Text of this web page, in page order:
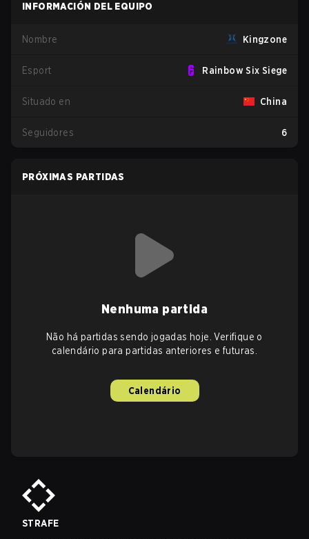
INFORMACIÓN DEL EQUIPO
Nombre Kingzone
Esport Rainbow Six Siege
Situado en China
Seguidores 6
PRÓXIMAS PARTIDAS
Nenhuma partida
Não há partidas sendo jogadas hoje. Verifique o
calendário para partidas anteriores e futuras.
Calendário
STRAFE